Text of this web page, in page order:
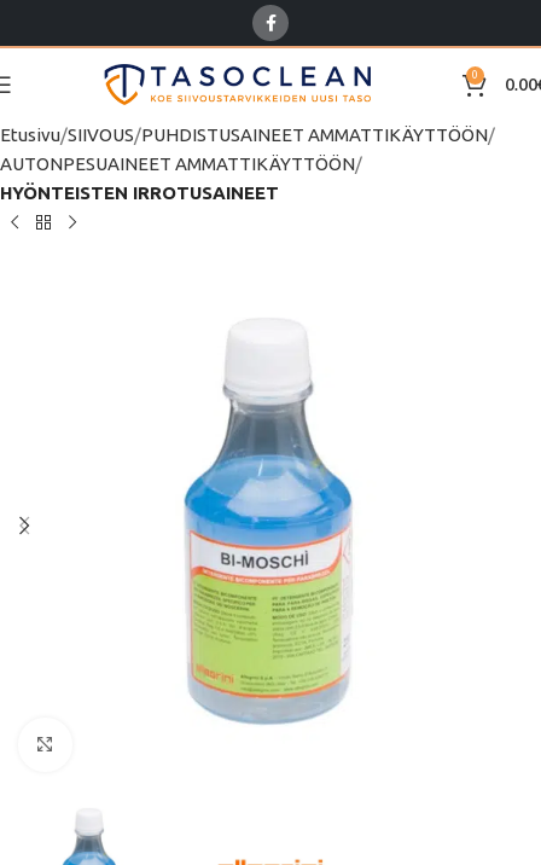
0 0.00
Etusivu SIIVOUS PUHDISTUSAINEET AMMATTIKÄYTTÖÖN
AUTONPESUAINEET AMMATTIKÄYTTÖÖN
HYÖNTEISTEN IRROTUSAINEET